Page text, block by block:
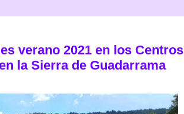
verano 2021 en los Centros
la Sierra de Guadarrama